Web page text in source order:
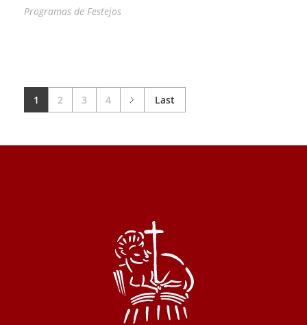
Programas de Festejos
1 2 3 4 Last